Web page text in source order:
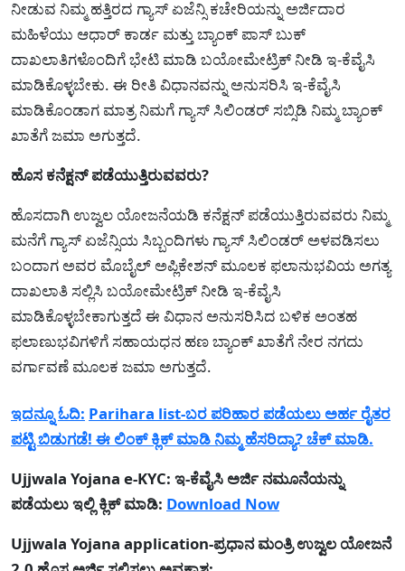
ನೀಡುವ ನಿಮ್ಮ ಹತ್ತಿರದ ಗ್ಯಾಸ್ ಏಜೆನ್ಸಿ ಕಚೇರಿಯನ್ನು ಅರ್ಜಿದಾರ
ಮಹಿಳೆಯು ಆಧಾರ್ ಕಾರ್ಡ ಮತ್ತು ಬ್ಯಾಂಕ್ ಪಾಸ್ ಬುಕ್
ದಾಖಲಾತಿಗಳೊಂದಿಗೆ ಭೇಟಿ ಮಾಡಿ ಬಯೋಮೇಟ್ರಿಕ್ ನೀಡಿ ಇ-ಕೆವೈಸಿ
ಮಾಡಿಕೊಳ್ಳಬೇಕು. ಈ ರೀತಿ ವಿಧಾನವನ್ನು ಅನುಸರಿಸಿ ಇ-ಕೆವೈಸಿ
ಮಾಡಿಕೊಂಡಾಗ ಮಾತ್ರ ನಿಮಗೆ ಗ್ಯಾಸ್ ಸಿಲಿಂಡರ್ ಸಬ್ಸಿಡಿ ನಿಮ್ಮ ಬ್ಯಾಂಕ್
ಖಾತೆಗೆ ಜಮಾ ಅಗುತ್ತದೆ.
ಹೊಸ ಕನೆಕ್ಷನ್ ಪಡೆಯುತ್ತಿರುವವರು?
ಹೊಸದಾಗಿ ಉಜ್ವಲ ಯೋಜನೆಯಡಿ ಕನೆಕ್ಷನ್ ಪಡೆಯುತ್ತಿರುವವರು ನಿಮ್ಮ
ಮನೆಗೆ ಗ್ಯಾಸ್ ಏಜೆನ್ಸಿಯ ಸಿಬ್ಬಂದಿಗಳು ಗ್ಯಾಸ್ ಸಿಲಿಂಡರ್ ಅಳವಡಿಸಲು
ಬಂದಾಗ ಅವರ ಮೊಬೈಲ್ ಅಪ್ಲಿಕೇಶನ್ ಮೂಲಕ ಫಲಾನುಭವಿಯ ಅಗತ್ಯ
ದಾಖಲಾತಿ ಸಲ್ಲಿಸಿ ಬಯೋಮೇಟ್ರಿಕ್ ನೀಡಿ ಇ-ಕೆವೈಸಿ
ಮಾಡಿಕೊಳ್ಳಬೇಕಾಗುತ್ತದೆ ಈ ವಿಧಾನ ಅನುಸರಿಸಿದ ಬಳಿಕ ಅಂತಹ
ಫಲಾಣುಭವಿಗಳಿಗೆ ಸಹಾಯಧನ ಹಣ ಬ್ಯಾಂಕ್ ಖಾತೆಗೆ ನೇರ ನಗದು
ವರ್ಗಾವಣೆ ಮೂಲಕ ಜಮಾ ಅಗುತ್ತದೆ.
ಇದನ್ನೂ ಓದಿ: Parihara list-ಬರ ಪರಿಹಾರ ಪಡೆಯಲು ಅರ್ಹ ರೈತರ
ಪಟ್ಟಿ ಬಿಡುಗಡೆ! ಈ ಲಿಂಕ್ ಕ್ಲಿಕ್ ಮಾಡಿ ನಿಮ್ಮ ಹೆಸರಿದ್ಯಾ? ಚೆಕ್ ಮಾಡಿ.
Ujjwala Yojana e-KYC: ಇ-ಕೆವೈಸಿ ಅರ್ಜಿ ನಮೂನೆಯನ್ನು
ಪಡೆಯಲು ಇಲ್ಲಿ ಕ್ಲಿಕ್ ಮಾಡಿ: Download Now
Ujjwala Yojana application-ಪ್ರಧಾನ ಮಂತ್ರಿ ಉಜ್ವಲ ಯೋಜನೆ